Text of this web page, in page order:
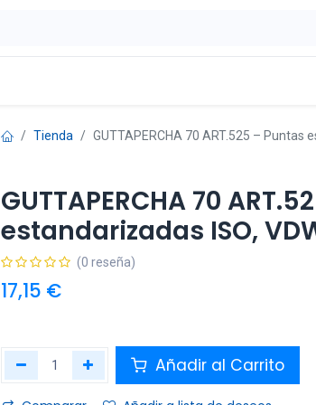
Tienda GUTTAPERCHA 70 ART.525 – Puntas
GUTTAPERCHA 70
estandarizadas ISO,
(0 reseña)
17,15 €
Añadir al Carrito